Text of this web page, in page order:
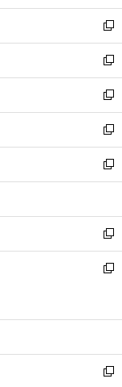
開
く
ウ
で
開
く
ン
ド
ウ
で
開
く
ウ
ィ
ン
ド
ウ
で
開
く
新
し
い
ウ
ィ
ン
ド
ウ
で
開
新
し
い
ウ
ィ
ン
ド
ウ
開
く
新
し
い
ウ
ィ
ン
ウ
で
開
く
新
し
い
ウ
ン
ド
ウ
で
新
し
ウ
ィ
ン
ド
開
新
し
い
ン
ウ
で
新
ウ
ン
ド
新